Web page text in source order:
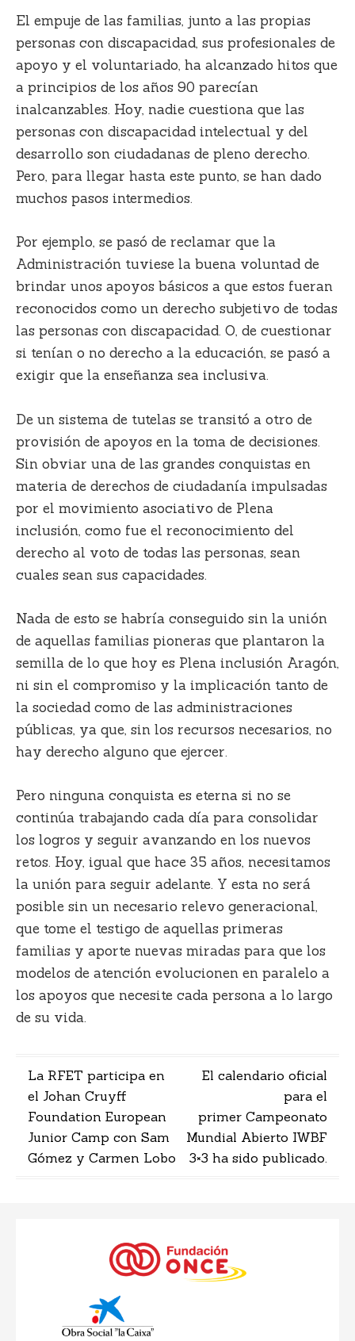
El empuje de las familias, junto a las propias
personas con discapacidad, sus profesionales de
apoyo y el voluntariado, ha alcanzado hitos que
a principios de los años 90 parecían
inalcanzables. Hoy, nadie cuestiona que las
personas con discapacidad intelectual y del
desarrollo son ciudadanas de pleno derecho.
Pero, para llegar hasta este punto, se han dado
muchos pasos intermedios.
Por ejemplo, se pasó de reclamar que la
Administración tuviese la buena voluntad de
brindar unos apoyos básicos a que estos fueran
reconocidos como un derecho subjetivo de todas
las personas con discapacidad. O, de cuestionar
si tenían o no derecho a la educación, se pasó a
exigir que la enseñanza sea inclusiva.
De un sistema de tutelas se transitó a otro de
provisión de apoyos en la toma de decisiones.
Sin obviar una de las grandes conquistas en
materia de derechos de ciudadanía impulsadas
por el movimiento asociativo de Plena
inclusión, como fue el reconocimiento del
derecho al voto de todas las personas, sean
cuales sean sus capacidades.
Nada de esto se habría conseguido sin la unión
de aquellas familias pioneras que plantaron la
semilla de lo que hoy es Plena inclusión Aragón,
ni sin el compromiso y la implicación tanto de
la sociedad como de las administraciones
públicas, ya que, sin los recursos necesarios, no
hay derecho alguno que ejercer.
Pero ninguna conquista es eterna si no se
continúa trabajando cada día para consolidar
los logros y seguir avanzando en los nuevos
retos. Hoy, igual que hace 35 años, necesitamos
la unión para seguir adelante. Y esta no será
posible sin un necesario relevo generacional,
que tome el testigo de aquellas primeras
familias y aporte nuevas miradas para que los
modelos de atención evolucionen en paralelo a
los apoyos que necesite cada persona a lo largo
de su vida.
Navegación
de
entradas
La RFET participa en
el Johan Cruyff
Foundation European
Junior Camp con Sam
Gómez y Carmen Lobo
El calendario oficial
para el
primer Campeonato
Mundial Abierto IWBF
3×3 ha sido publicado.